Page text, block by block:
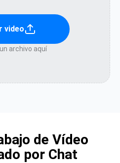
video
archivo aquí
de Vídeo
por Chat